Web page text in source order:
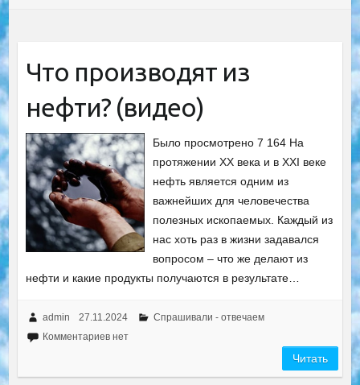
Что производят из
нефти? (видео)
Было просмотрено 7 164 На
протяжении XX века и в XXI веке
нефть является одним из
важнейших для человечества
полезных ископаемых. Каждый из
нас хоть раз в жизни задавался
вопросом – что же делают из
нефти и какие продукты получаются в результате…
admin 27.11.2024
Спрашивали - отвечаем
Комментариев нет
Читать